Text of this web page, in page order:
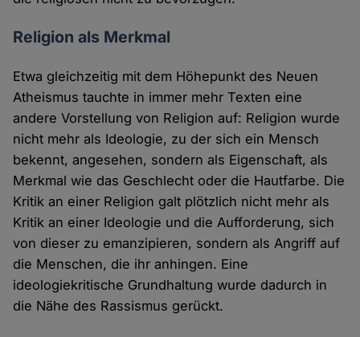
Religion als Merkmal
Etwa gleichzeitig mit dem Höhepunkt des Neuen
Atheismus tauchte in immer mehr Texten eine
andere Vorstellung von Religion auf: Religion wurde
nicht mehr als Ideologie, zu der sich ein Mensch
bekennt, angesehen, sondern als Eigenschaft, als
Merkmal wie das Geschlecht oder die Hautfarbe. Die
Kritik an einer Religion galt plötzlich nicht mehr als
Kritik an einer Ideologie und die Aufforderung, sich
von dieser zu emanzipieren, sondern als Angriff auf
die Menschen, die ihr anhingen. Eine
ideologiekritische Grundhaltung wurde dadurch in
die Nähe des Rassismus gerückt.